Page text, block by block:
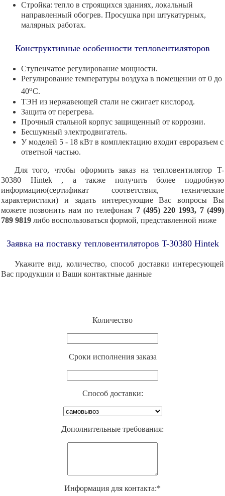
Стройка: тепло в строящихся зданиях, локальный
направленный обогрев. Просушка при штукатурных,
малярных работах.
Конструктивные особенности тепловентиляторов
Ступенчатое регулирование мощности.
Регулирование температуры воздуха в помещении от 0 до
40oС.
ТЭН из нержавеющей стали не сжигает кислород.
Защита от перегрева.
Прочный стальной корпус защищенный от коррозии.
Бесшумный электродвигатель.
У моделей 5 - 18 кВт в комплектацию входит евроразъем с
ответной частью.
Для того, чтобы оформить заказ на тепловентилятор T-
30380 Hintek , а также получить более подробную
информацию(сертификат соответствия, технические
характеристики) и задать интересующие Вас вопросы Вы
можете позвонить нам по телефонам 7 (495) 220 1993, 7 (499)
789 9819 либо воспользоваться формой, представленной ниже
Заявка на поставку тепловентиляторов T-30380 Hintek
Укажите вид, количество, способ доставки интересующей
Вас продукции и Ваши контактные данные
Количество
Cроки исполнения заказа
Способ доставки:
Дополнительные требования:
Информация для контакта:*